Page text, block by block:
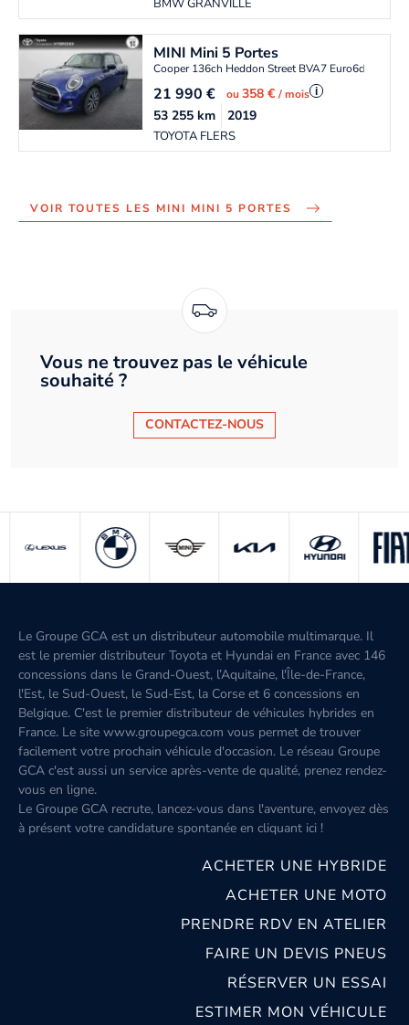
BMW GRANVILLE
MINI Mini 5 Portes
Cooper 136ch Heddon Street BVA7 Euro6d-T
21 990€ ou358 €/ mois i
TOYOTA FLERS
53 255km 2019
VOIR TOUTES LES MINI MINI 5 PORTES
Vous ne trouvez pas le véhicule
souhaité ?
CONTACTEZ-NOUS
Le Groupe GCA est un distributeur automobile multimarque. Il
est le premier distributeur Toyota et Hyundai en France avec 146
concessions dans le Grand-Ouest, l’Aquitaine, l'Île-de-France,
l'Est, le Sud-Ouest, le Sud-Est, la Corse et 6 concessions en
Belgique. C'est le premier distributeur de véhicules hybrides en
France. Le site www.groupegca.com vous permet de trouver
facilement votre prochain véhicule d'occasion. Le réseau Groupe
GCA c'est aussi un service après-vente de qualité, prenez rendez-
vous en ligne.
Le Groupe GCA recrute, lancez-vous dans l'aventure, envoyez dès
à présent votre candidature spontanée en cliquant ici !
ACHETER UNE HYBRIDE
ACHETER UNE MOTO
PRENDRE RDV EN ATELIER
FAIRE UN DEVIS PNEUS
RÉSERVER UN ESSAI
ESTIMER MON VÉHICULE